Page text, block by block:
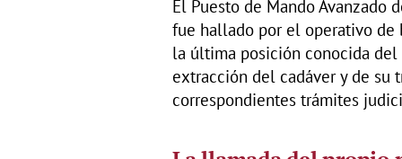
El Puesto de Mando Avanzado
fue hallado por el operativo de
la última posición conocida del
extracción del cadáver y de su
correspondientes trámites